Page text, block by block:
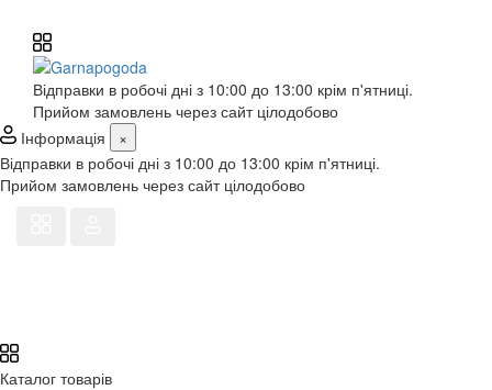
Відправки в робочі дні з 10:00 до 13:00 крім п'ятниці.
Прийом замовлень через сайт цілодобово
Інформація
×
Відправки в робочі дні з 10:00 до 13:00 крім п'ятниці.
Прийом замовлень через сайт цілодобово
Каталог товарів